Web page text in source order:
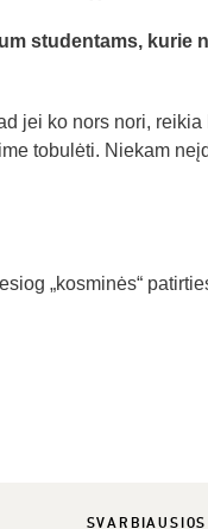
studentams, kurie
jei ko nors nori,
tobulėti. Niekam
„kosminės“
SVARBIAUSIOS